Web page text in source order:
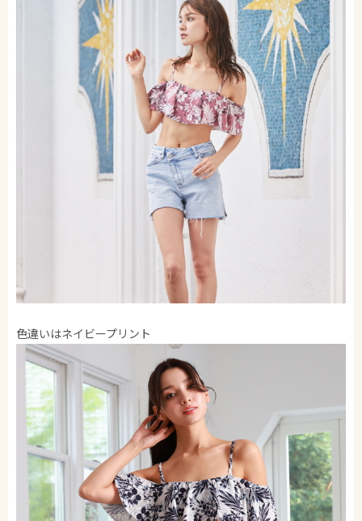
色違いはネイビープリント